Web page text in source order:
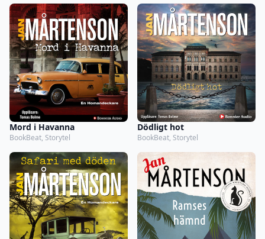
Mord i Havanna
BookBeat, Storytel
Dödligt hot
BookBeat, Storytel